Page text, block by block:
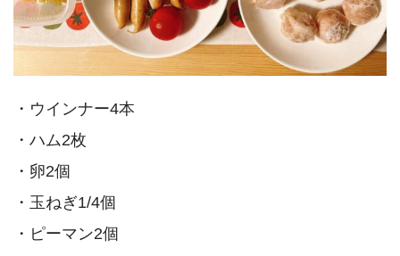
・ウインナー4本
・ハム2枚
・卵2個
・玉ねぎ1/4個
・ピーマン2個